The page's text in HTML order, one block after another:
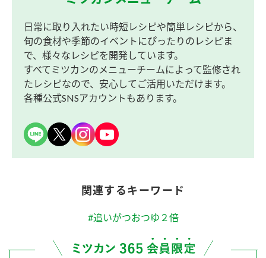
日常に取り入れたい時短レシピや簡単レシピから、
旬の食材や季節のイベントにぴったりのレシピま
で、様々なレシピを開発しています。
すべてミツカンのメニューチームによって監修され
たレシピなので、安心してご活用いただけます。
各種公式SNSアカウントもあります。
関連するキーワード
#追いがつおつゆ２倍